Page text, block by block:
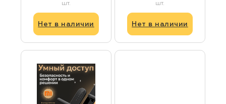
шт.
Нет в наличии
шт.
Нет в наличии